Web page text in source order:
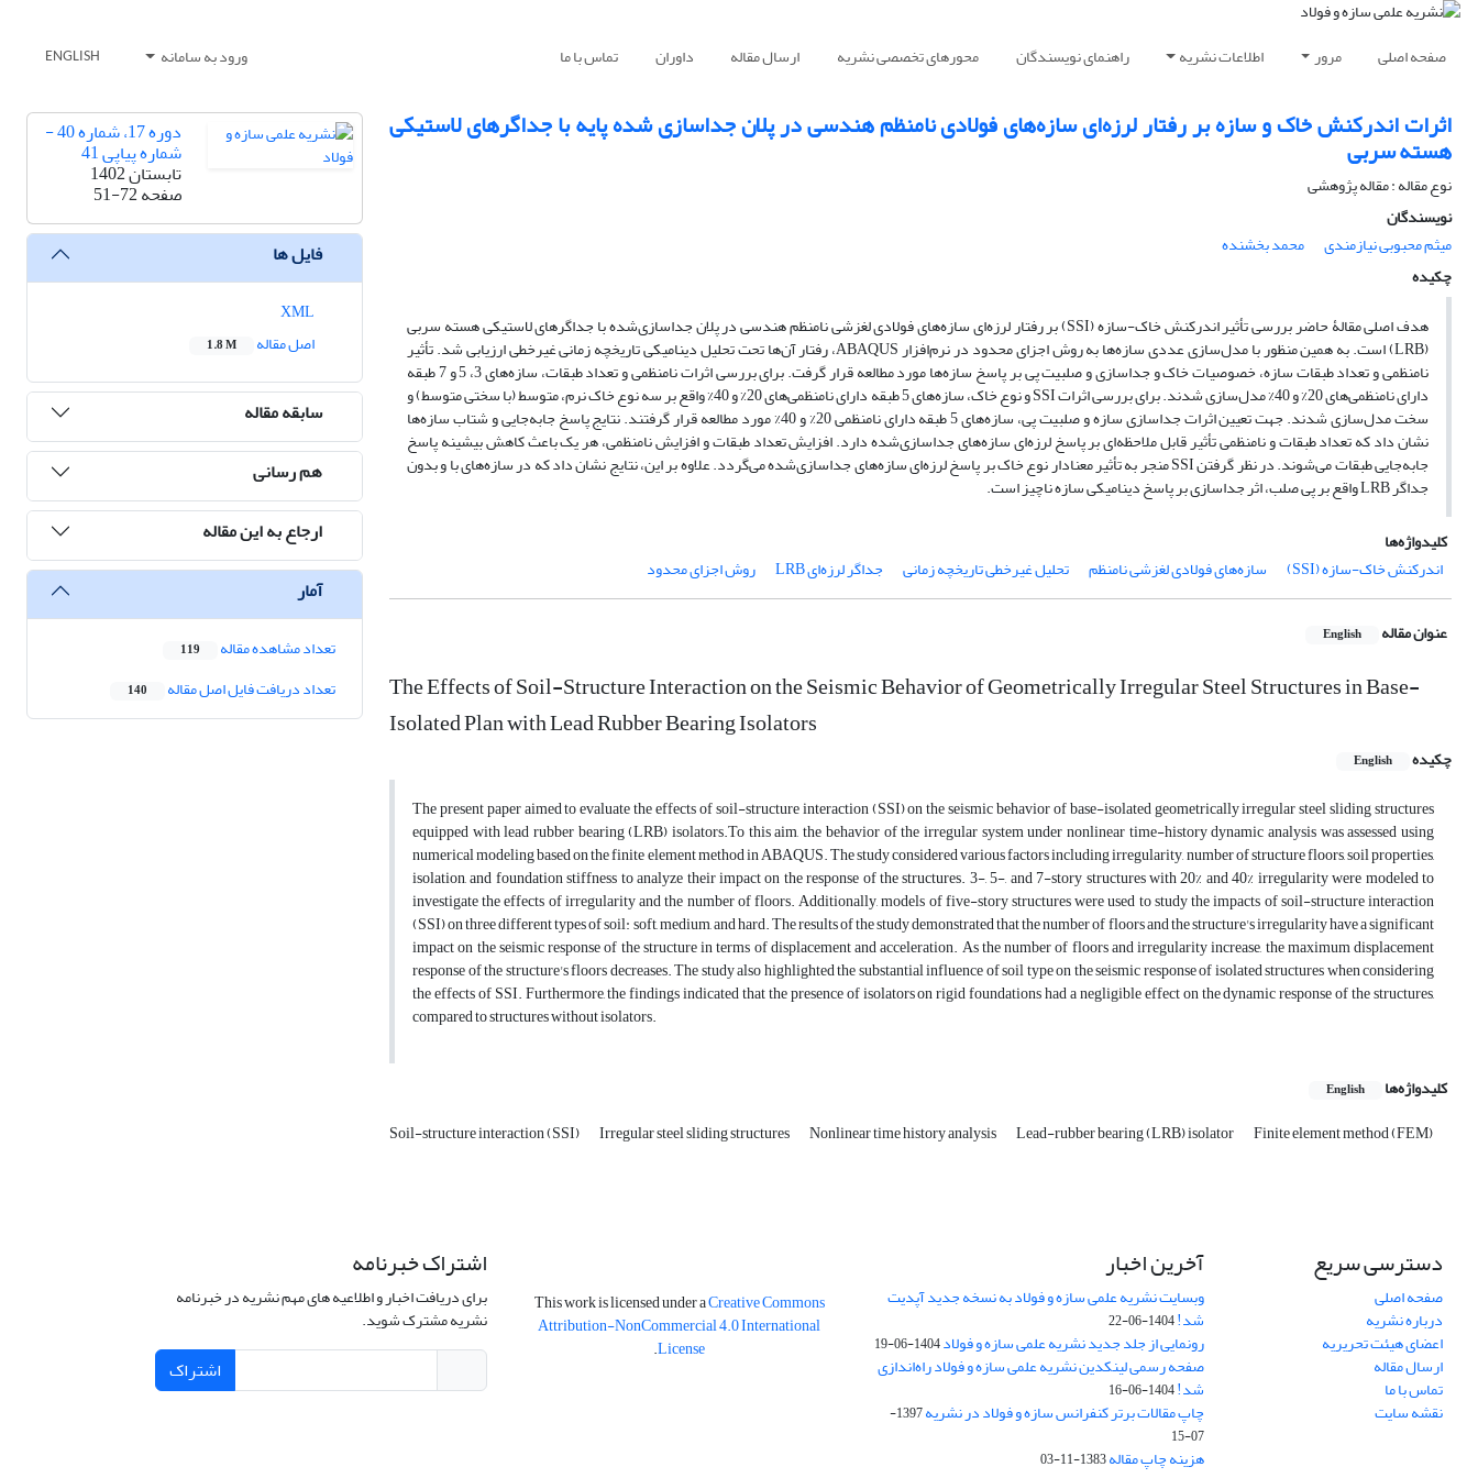
صفحه اصلی مرور اطلاعات نشریه راهنمای نویسندگان محورهای تخصصی نشریه ارسال مقاله داوران تماس با ما ورود به سامانه ENGLISH
اثرات اندرکنش خاک و سازه بر رفتار لرزه‌ای سازه‌های فولادی نامنظم هندسی در پلان جداسازی شده پایه با جداگرهای لاستیکی
هسته سربی
نوع مقاله : مقاله پژوهشی
نویسندگان
میثم محبوبی نیازمندی
محمد بخشنده
چکیده
هدف اصلی مقالۀ حاضر بررسی تأثیر اندرکنش خاک-سازه (SSI) بر رفتار لرزه‌ای سازه‌های فولادی لغزشی نامنظم هندسی در پلان جداسازی‌شده با جداگرهای لاستیکی هسته سربی
(
LRB
)است. به همین منظور با مدل‌سازی عددی سازه‌ها به روش اجزای محدود در نرم‌افزارABAQUS، رفتار آن‌ها تحت تحلیل دینامیکی تاریخچه زمانی غیرخطی ارزیابی شد. تأثیر
نامنظمی و تعداد طبقات سازه، خصوصیات خاک و جداسازی و صلبیت پی بر پاسخ سازه‌ها مورد مطالعه قرار گرفت. برای بررسی اثرات نامنظمی و تعداد طبقات، سازه‌های 3، 5 و 7 طبقه
دارای نامنظمی‌های 20% و 40% مدل‌سازی شدند. برای بررسی اثرات SSI و نوع خاک، سازه‌های 5 طبقه دارای نامنظمی‌های 20% و 40% واقع بر سه نوع خاک نرم، متوسط (با سختی متوسط) و
سخت مدل‌سازی شدند. جهت تعیین اثرات جداسازی سازه و صلبیت پی، سازه‌های 5 طبقه دارای نامنظمی 20% و 40% مورد مطالعه قرار گرفتند. نتایج پاسخ جابه‌جایی و شتاب سازه‌ها
نشان داد که تعداد طبقات و نامنظمی تأثیر قابل ملاحظه‌ای بر پاسخ لرزه‌ای سازه‌های جداسازی‌شده دارد. افزایش تعداد طبقات و افزایش نامنظمی، هر یک باعث کاهش بیشینه پاسخ
جابه‌جایی طبقات می‌شوند. در نظر گرفتنSSIمنجر به تأثیر معنادار نوع خاک بر پاسخ لرزه‌ای سازه‌های جداسازی‌شده می‌گردد. علاوه بر این، نتایج نشان داد که در سازه‌های با و بدون
جداگرLRBواقع بر پی صلب، اثر جداسازی بر پاسخ دینامیکی سازه ناچیز است‌.
کلیدواژه‌ها
اندرکنش خاک-سازه (SSI)
سازه‌های فولادی لغزشی نامنظم تحلیل غیرخطی تاریخچه زمانی جداگر لرزه‌ای LRB روش اجزای محدود
عنوان مقاله English
The Effects of Soil-Structure Interaction on the Seismic Behavior of Geometrically Irregular Steel Structures in Base-
Isolated Plan with Lead Rubber Bearing Isolators
چکیده English
The present paper aimed to evaluate the effects of soil-structure interaction (SSI) on the seismic behavior of base-isolated geometrically irregular steel sliding structures
equipped with lead rubber bearing (LRB) isolators.To this aim, the behavior of the irregular system under nonlinear time-history dynamic analysis was assessed using
numerical modeling based on the finite element method in ABAQUS. The study considered various factors including irregularity, number of structure floors, soil properties,
isolation, and foundation stiffness to analyze their impact on the response of the structures. 3-, 5-, and 7-story structures with 20% and 40% irregularity were modeled to
investigate the effects of irregularity and the number of floors. Additionally, models of five-story structures were used to study the impacts of soil-structure interaction
(SSI) on three different types of soil: soft, medium, and hard. The results of the study demonstrated that the number of floors and the structure's irregularity have a significant
impact on the seismic response of the structure in terms of displacement and acceleration. As the number of floors and irregularity increase, the maximum displacement
response of the structure's floors decreases. The study also highlighted the substantial influence of soil type on the seismic response of isolated structures when considering
the effects of SSI. Furthermore, the findings indicated that the presence of isolators on rigid foundations had a negligible effect on the dynamic response of the structures,
compared to structures without isolators.
کلیدواژه‌ها English
Soil-structure interaction (SSI) Irregular steel sliding structures Nonlinear time history analysis Lead-rubber bearing (LRB) isolator Finite element method (FEM)
دوره 17، شماره 40 -
شماره پیاپی 41
تابستان 1402
صفحه51-72
فایل ها
اصل مقاله
1.8 M
سابقه مقاله
هم رسانی
ارجاع به این مقاله
آمار
تعداد مشاهده مقاله 119
تعداد دریافت فایل اصل مقاله 140
دسترسی سریع
صفحه اصلی
درباره نشریه
اعضای هیئت تحریریه
ارسال مقاله
تماس با ما
نقشه سایت
آخرین اخبار
وبسایت نشریه علمی سازه و فولاد به نسخه جدید آپدیت
شد!1404-06-22
رونمایی از جلد جدید نشریه علمی سازه و فولاد1404-06-19
صفحه رسمی لینکدین نشریه علمی سازه و فولاد راه‌اندازی
شد!1404-06-16
چاپ مقالات برتر کنفرانس سازه و فولاد در نشریه
1397-
07-15
هزینه چاپ مقاله1383-11-03
This work is licensed under aCreative Commons
Attribution-NonCommercial 4.0 International
License
.
اشتراک خبرنامه
برای دریافت اخبار و اطلاعیه های مهم نشریه در خبرنامه
نشریه مشترک شوید.
اشتراک